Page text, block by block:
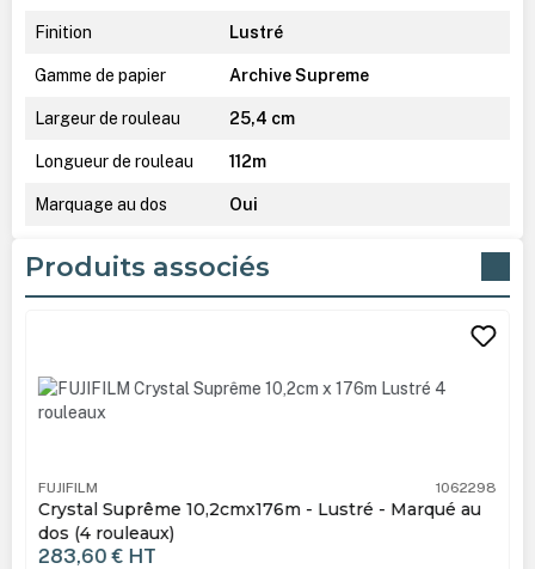
Finition Lustré
Gamme de papier Archive Supreme
Largeur de rouleau 25,4 cm
Longueur de rouleau 112m
Marquage au dos Oui
Produits associés
FUJIFILM 1062298
Crystal Suprême 10,2cmx176m - Lustré - Marqué au
dos (4 rouleaux)
283,60 € HT